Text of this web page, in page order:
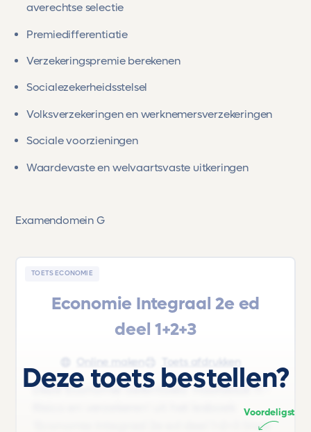
averechtse selectie
Premiedifferentiatie
Verzekeringspremie berekenen
Socialezekerheidsstelsel
Volksverzekeringen en werknemersverzekeringen
Sociale voorzieningen
Waardevaste en welvaartsvaste uitkeringen
Examendomein G
TOETS ECONOMIE
Economie Integraal 2e ed
deel 1+2+3
Online maken Toets afdrukken
Deze Economie oefentoets 'Hoofdstuk 11 -
'Economie Integraal 2e ed deel 1+2+3 |Vwo
Deze toets bestellen?
Voordeligst